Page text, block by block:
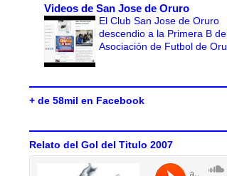
Videos de San Jose de Oruro
El Club San Jose de Oruro
descendio a la Primera B
Asociación de Futbol de
+ de 58mil en Facebook
Relato del Gol del Titulo 2007